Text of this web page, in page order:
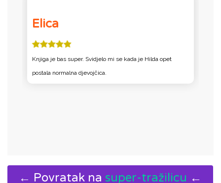
Elica
Knjiga je bas super. Svidjelo mi se kada je Hilda opet
postala normalna djevojčica.
← Povratak na super-tražilicu ←